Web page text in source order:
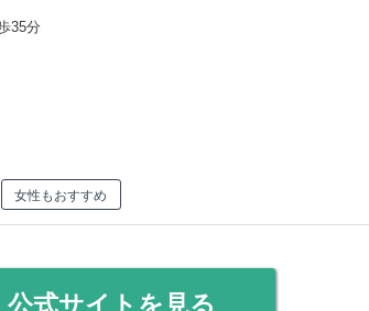
35分
女性もおすすめ
公式サイトを見る